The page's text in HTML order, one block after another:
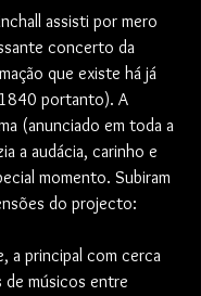
assisti por mero
concerto da
que existe há já
portanto). A
(anunciado em toda a
a audácia, carinho e
momento. Subiram
do projecto:
a principal com cerca
de músicos entre